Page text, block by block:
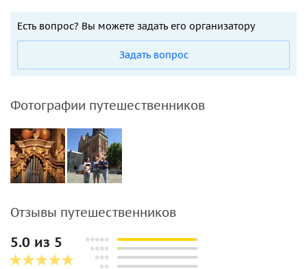
Есть вопрос? Вы можете задать его организатору
Задать вопрос
Фотографии путешественников
Отзывы путешественников
5.0 из 5